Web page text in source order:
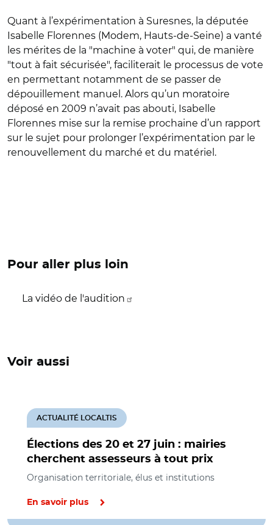
Quant à l’expérimentation à Suresnes, la députée
Isabelle Florennes (Modem, Hauts-de-Seine) a vanté
les mérites de la "machine à voter" qui, de manière
"tout à fait sécurisée", faciliterait le processus de vote
en permettant notamment de se passer de
dépouillement manuel. Alors qu’un moratoire
déposé en 2009 n’avait pas abouti, Isabelle
Florennes mise sur la remise prochaine d’un rapport
sur le sujet pour prolonger l’expérimentation par le
renouvellement du marché et du matériel.
Pour aller plus loin
La vidéo de l'audition
Voir aussi
Élections des 20 et 27 juin : mairies
cherchent assesseurs à tout prix
ACTUALITÉ LOCALTIS
Organisation territoriale, élus et institutions
En savoir plus